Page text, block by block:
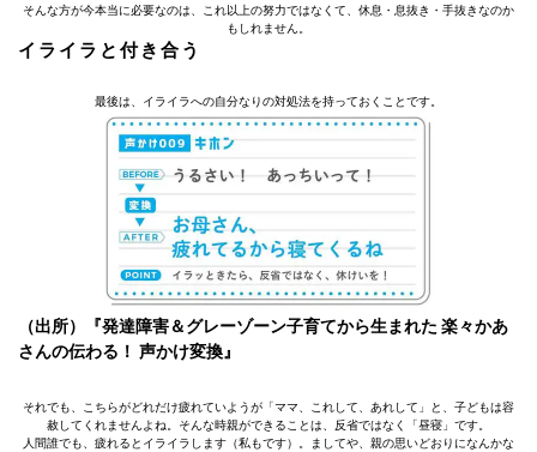
そんな方が今本当に必要なのは、これ以上の努力ではなくて、休息・息抜き・手抜きなのか
もしれません。
イライラと付き合う
最後は、イライラへの自分なりの対処法を持っておくことです。
（出所）『発達障害＆グレーゾーン子育てから生まれた 楽々かあ
さんの伝わる！ 声かけ変換』
それでも、こちらがどれだけ疲れていようが「ママ、これして、あれして」と、子どもは容
赦してくれませんよね。そんな時親ができることは、反省ではなく「昼寝」です。
人間誰でも、疲れるとイライラします（私もです）。ましてや、親の思いどおりになんかな